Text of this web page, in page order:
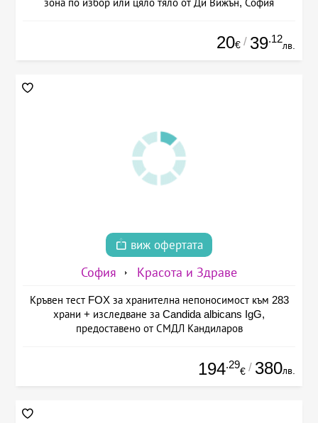
зона по избор или цяло тяло от Ди Вижън, София
20€ / 39.12
лв.
виж офертата
София Красота и Здраве
Кръвен тест FOX за хранителна непоносимост към 283
храни + изследване за Candida albicans IgG,
предоставено от СМДЛ Кандиларов
194.29
€ / 380лв.